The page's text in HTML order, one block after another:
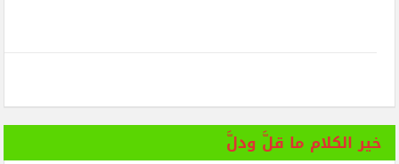
خير الكلام ما قلَّ ودلَّ